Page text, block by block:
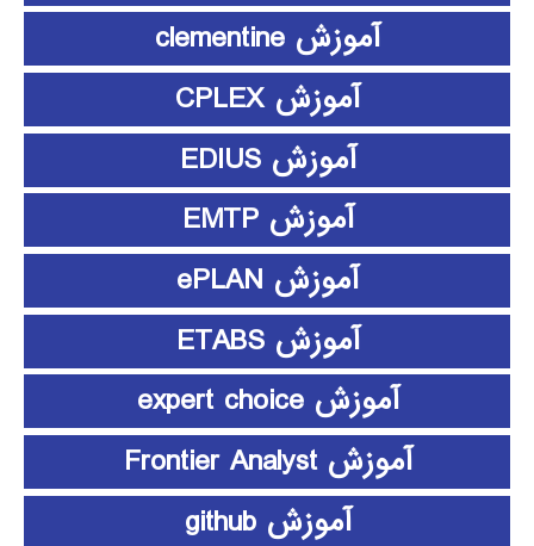
آموزش clementine
آموزش CPLEX
آموزش EDIUS
آموزش EMTP
آموزش ePLAN
آموزش ETABS
آموزش expert choice
آموزش Frontier Analyst
آموزش github